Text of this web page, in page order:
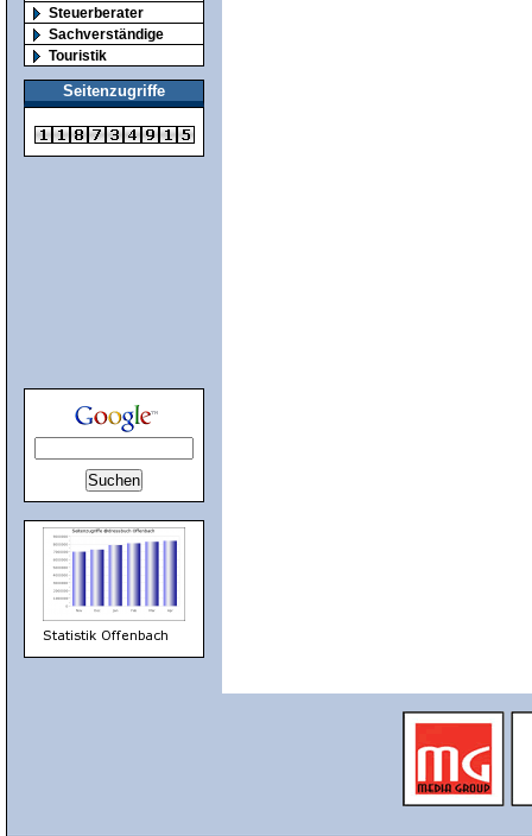
Steuerberater
Sachverständige
Touristik
Seitenzugriffe